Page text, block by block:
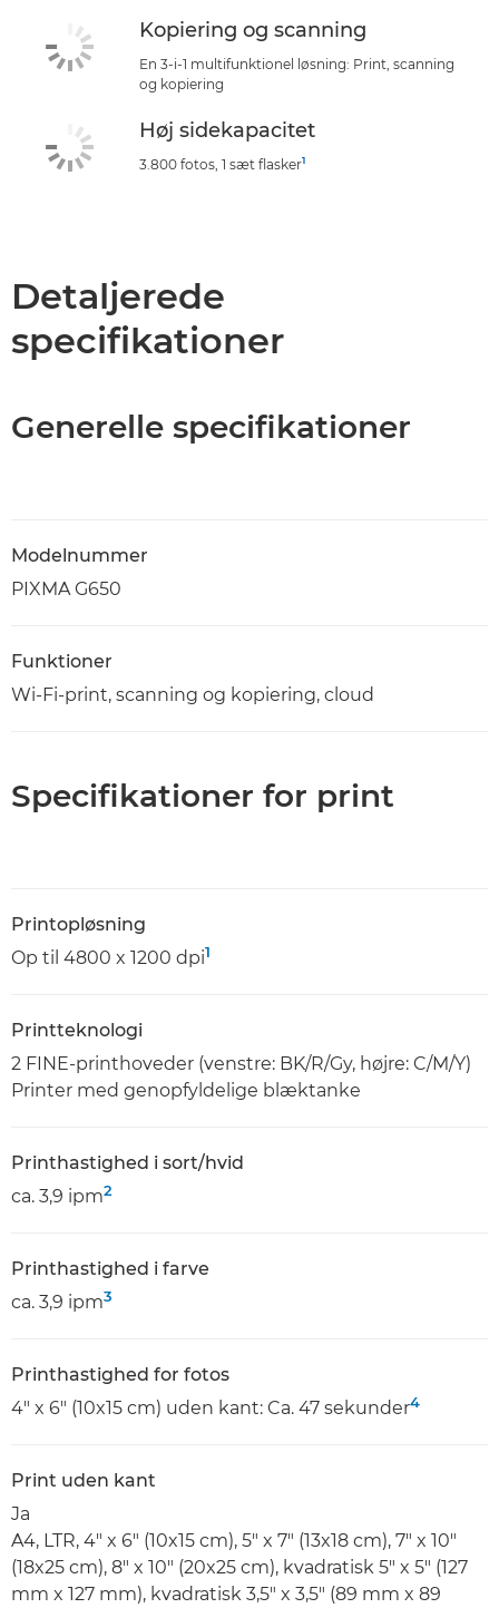
Kopiering og scanning
En 3-i-1 multifunktionel løsning: Print, scanning
og kopiering
Høj sidekapacitet
3.800 fotos, 1 sæt flasker1
Detaljerede
specifikationer
Generelle specifikationer
Modelnummer
PIXMA G650
Funktioner
Wi-Fi-print, scanning og kopiering, cloud
Specifikationer for print
Printopløsning
Op til 4800 x 1200 dpi1
Printteknologi
2 FINE-printhoveder (venstre: BK/R/Gy, højre: C/M/Y)
Printer med genopfyldelige blæktanke
Printhastighed i sort/hvid
ca. 3,9 ipm2
Printhastighed i farve
ca. 3,9 ipm3
Printhastighed for fotos
4" x 6" (10x15 cm) uden kant: Ca. 47 sekunder4
Print uden kant
Ja
A4, LTR, 4" x 6" (10x15 cm), 5" x 7" (13x18 cm), 7" x 10"
(18x25 cm), 8" x 10" (20x25 cm), kvadratisk 5" x 5" (127
mm x 127 mm), kvadratisk 3,5" x 3,5" (89 mm x 89